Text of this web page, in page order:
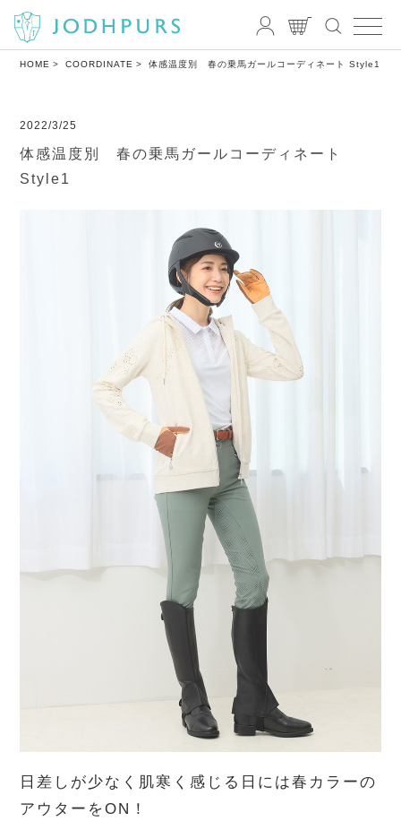
HOME COORDINATE 体感温度別 春の乗馬ガールコーディネート Style1
2022/3/25
体感温度別 春の乗馬ガールコーディネート
Style1
日差しが少なく肌寒く感じる日には春カラーの
アウターをON！